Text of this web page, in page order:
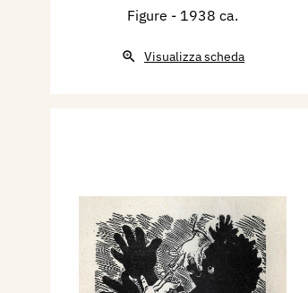
Figure - 1938 ca.
Visualizza scheda